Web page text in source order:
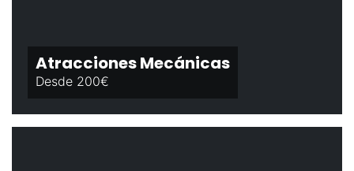
Atracciones Mecánicas
Desde 200€